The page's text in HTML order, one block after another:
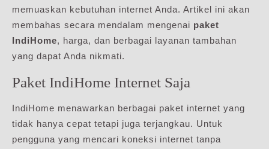
memuaskan kebutuhan internet Anda. Artikel ini akan
membahas secara mendalam mengenai paket
IndiHome, harga, dan berbagai layanan tambahan
yang dapat Anda nikmati.
Paket IndiHome Internet Saja
IndiHome menawarkan berbagai paket internet yang
tidak hanya cepat tetapi juga terjangkau. Untuk
pengguna yang mencari koneksi internet tanpa